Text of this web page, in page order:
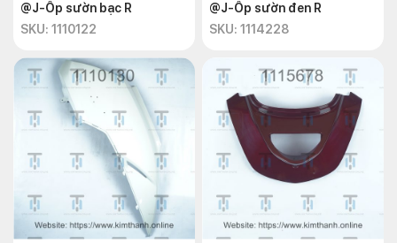
@J-Ốp sườn bạc R
SKU: 1110122
@J-Ốp sườn đen R
SKU: 1114228